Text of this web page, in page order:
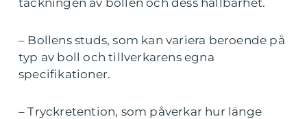
– Bollens studs, som kan variera beroende på
typ av boll och tillverkarens egna
specifikationer.
– Tryckretention, som påverkar hur länge